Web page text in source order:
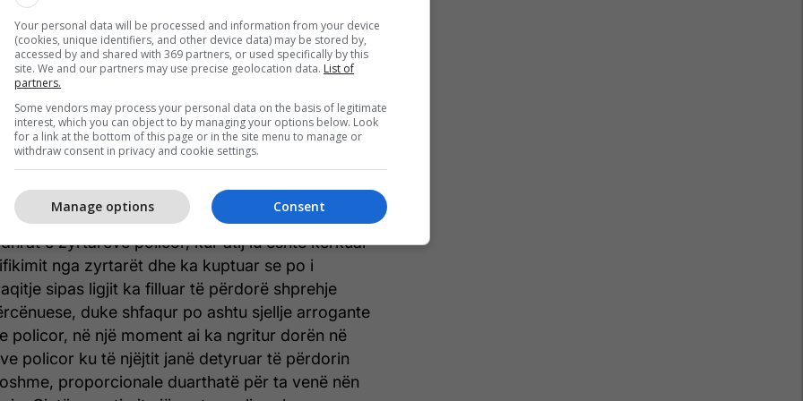
i është kërkuar dokumenti i identifikimit nga
se po i shënohet fletëparaqitje sipas Ligjit
19 dhe ka filluar të përdorë shprehje dhe
kërcënuese.
njësia policore gjatë realizimit të detyrave dhe
konkretisht gjatë patrullimit në sheshin ‘Nënë
personin e dyshuar me inicialet (B. S., 1988), i cili
Të njëjtit iu është tërhequr vërejtja disa herë, por
e zyrtareve policor, kur atij iu është kërkuar
nga zyrtarët dhe ka kuptuar se po i
sipas ligjit ka filluar të përdorë shprehje
duke shfaqur po ashtu sjellje arrogante
policor, në një moment ai ka ngritur dorën në
policor ku të njëjtit janë detyruar të përdorin
proporcionale duarthatë për ta venë nën
Your personal data will be processed and information from your device
(cookies, unique identifiers, and other device data) may be stored by,
accessed by and shared with 369 partners, or used specifically by this
site. We and our partners may use precise geolocation data. List of
partners.
Some vendors may process your personal data on the basis of legitimate
interest, which you can object to by managing your options below. Look
for a link at the bottom of this page or in the site menu to manage or
withdraw consent in privacy and cookie settings.
Consent
Manage options